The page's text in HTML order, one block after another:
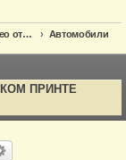
Фото и видео отчёт по аквапечати Автомобили
ПРИНТЕ